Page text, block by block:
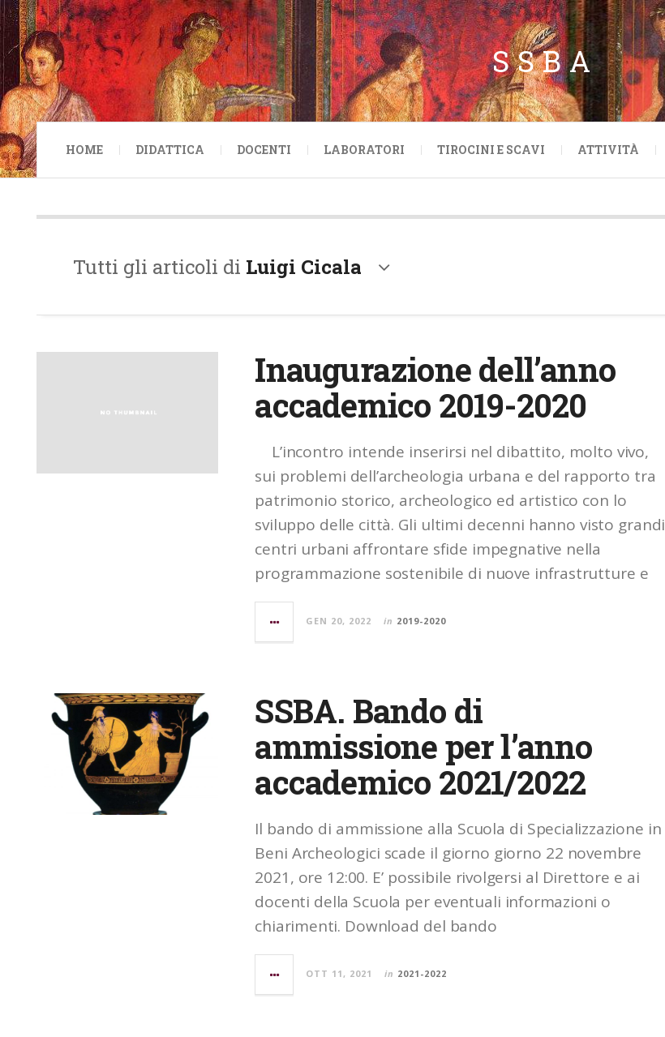
SSBA
HOME DIDATTICA DOCENTI LABORATORI TIROCINI E SCAVI ATTIVITÀ
Tutti gli articoli di Luigi Cicala
Inaugurazione dell’anno
accademico 2019-2020
L’incontro intende inserirsi nel dibattito, molto vivo,
sui problemi dell’archeologia urbana e del rapporto tra
patrimonio storico, archeologico ed artistico con lo
sviluppo delle città. Gli ultimi decenni hanno visto grandi
centri urbani affrontare sfide impegnative nella
programmazione sostenibile di nuove infrastrutture e
GEN 20, 2022 in 2019-2020
SSBA. Bando di
ammissione per l’anno
accademico 2021/2022
Il bando di ammissione alla Scuola di Specializzazione in
Beni Archeologici scade il giorno giorno 22 novembre
2021, ore 12:00. E’ possibile rivolgersi al Direttore e ai
docenti della Scuola per eventuali informazioni o
chiarimenti. Download del bando
OTT 11, 2021 in 2021-2022